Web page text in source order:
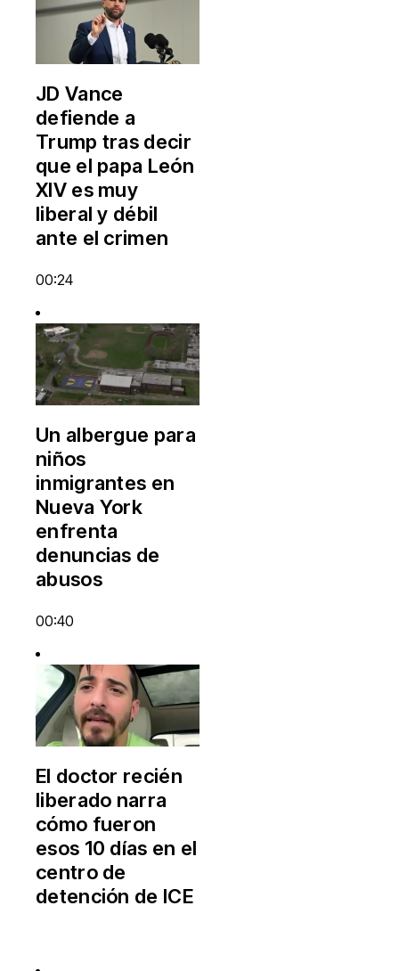
JD Vance
defiende a
Trump tras decir
que el papa León
XIV es muy
liberal y débil
ante el crimen
00:24
Un albergue para
niños
inmigrantes en
Nueva York
enfrenta
denuncias de
abusos
00:40
El doctor recién
liberado narra
cómo fueron
esos 10 días en el
centro de
detención de ICE